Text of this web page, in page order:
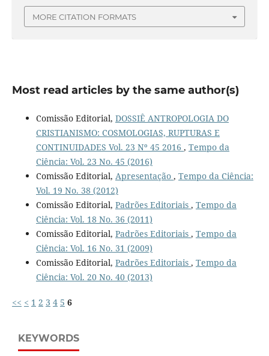
MORE CITATION FORMATS
Most read articles by the same author(s)
Comissão Editorial, DOSSIÊ ANTROPOLOGIA DO
CRISTIANISMO: COSMOLOGIAS, RUPTURAS E
CONTINUIDADES Vol. 23 Nº 45 2016 , Tempo da
Ciência: Vol. 23 No. 45 (2016)
Comissão Editorial, Apresentação , Tempo da Ciência:
Vol. 19 No. 38 (2012)
Comissão Editorial, Padrões Editoriais , Tempo da
Ciência: Vol. 18 No. 36 (2011)
Comissão Editorial, Padrões Editoriais , Tempo da
Ciência: Vol. 16 No. 31 (2009)
Comissão Editorial, Padrões Editoriais , Tempo da
Ciência: Vol. 20 No. 40 (2013)
<< < 1 2 3 4 5 6
KEYWORDS